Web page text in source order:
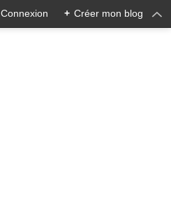
Connexion + Créer mon blog